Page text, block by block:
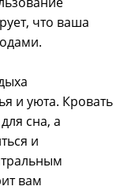
что ваша
и уюта. Кровать
сна, а
и
вам